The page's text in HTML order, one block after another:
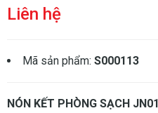
Liên hệ
Mã sản phẩm: S000113
NÓN KẾT PHÒNG SẠCH